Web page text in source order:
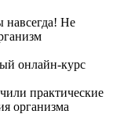
навсегда! Не
онлайн-курс
практические
организма